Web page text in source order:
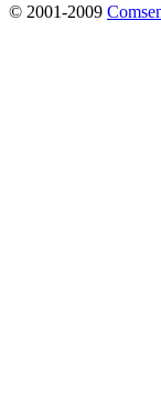
© 2001-2009